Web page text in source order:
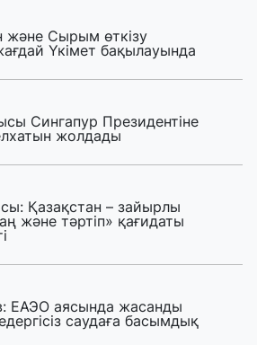
және Сырым өткізу
Үкімет бақылауында
Сингапур Президентіне
жолдады
Қазақстан – зайырлы
және тәртіп» қағидаты
ЕАЭО аясында жасанды
саудаға басымдық